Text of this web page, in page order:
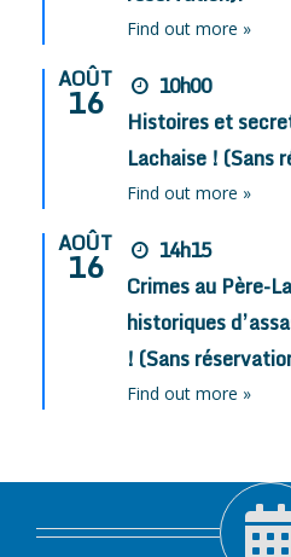
Find out more »
AOÛT
16
10h00
Histoires et
Lachaise ! (Sans
Find out more »
AOÛT
16
14h15
Crimes au Père-
historiques
! (Sans
Find out more »